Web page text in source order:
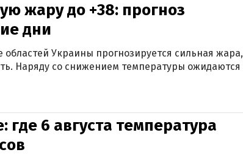
жару до +38: прогноз
дни
Украины прогнозируется сильная жара,
Наряду со снижением температуры ожидаются
6 августа температура